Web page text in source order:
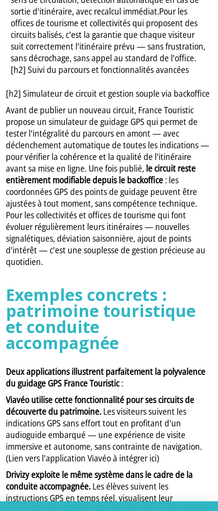
[h2] Simulateur de circuit et gestion souple via backoffice
Avant de publier un nouveau circuit, France Touristic
propose un simulateur de guidage GPS qui permet de
tester l'intégralité du parcours en amont — avec
déclenchement automatique de toutes les indications —
pour vérifier la cohérence et la qualité de l'itinéraire
avant sa mise en ligne. Une fois publié, le circuit reste
entièrement modifiable depuis le backoffice : les
coordonnées GPS des points de guidage peuvent être
ajustées à tout moment, sans compétence technique.
Pour les collectivités et offices de tourisme qui font
évoluer régulièrement leurs itinéraires — nouvelles
signalétiques, déviation saisonnière, ajout de points
d'intérêt — c'est une souplesse de gestion précieuse au
quotidien.
Exemples concrets :
patrimoine touristique
et conduite
accompagnée
Deux applications illustrent parfaitement la polyvalence
du guidage GPS France Touristic:
Viavéo utilise cette fonctionnalité pour ses circuits de
découverte du patrimoine. Les visiteurs suivent les
indications GPS sans effort tout en profitant d'un
audioguide embarqué — une expérience de visite
immersive et autonome, sans contrainte de navigation.
(Lien vers l'application Viavéo à intégrer ici)
Drivizy exploite le même système dans le cadre de la
conduite accompagnée. Les élèves suivent les
instructions GPS en temps réel, visualisent leur